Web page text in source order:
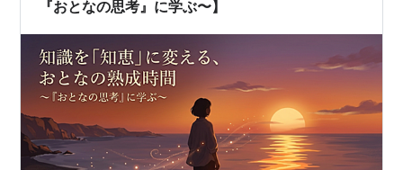
『おとなの思考』に学ぶ〜】